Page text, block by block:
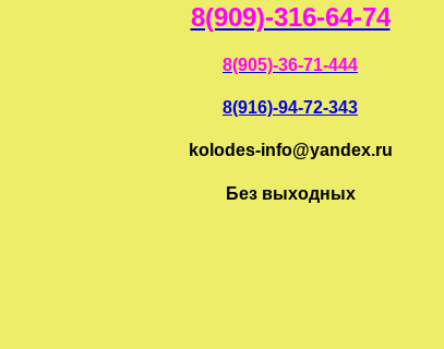
8(909)-316-64-74
8(905)-36-71-444
8(916)-94-72-343
kolodes-info@yandex.ru
Без выходных